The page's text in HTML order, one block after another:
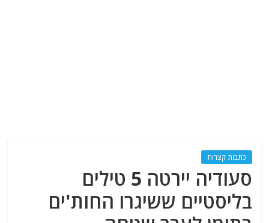
כתבות קצרות
סעודיה יירטה 5 טילים
בליסטיים ששיגרו החות'ים